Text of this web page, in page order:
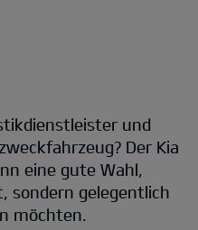
und
Der Kia
eine gute Wahl,
sondern gelegentlich
möchten.